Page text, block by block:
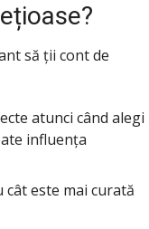
să ții cont de
atunci când alegi
influența
cât este mai curată